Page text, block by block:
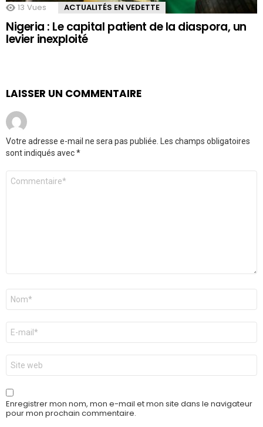
13 Vues ACTUALITÉS EN VEDETTE
Nigeria : Le capital patient de la diaspora, un
levier inexploité
LAISSER UN COMMENTAIRE
Votre adresse e-mail ne sera pas publiée. Les champs obligatoires
sont indiqués avec*
Commentaire
Nom
E-
mail
*
Site
web
Enregistrer mon nom, mon e-mail et mon site dans le navigateur
pour mon prochain commentaire.